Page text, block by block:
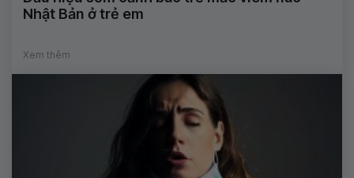
Nhật Bản ở trẻ em
Xem thêm